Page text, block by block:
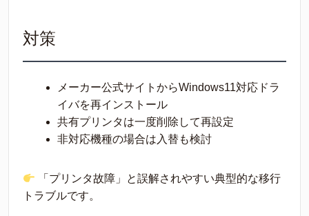
対策
メーカー公式サイトからWindows11対応ドラ
イバを再インストール
共有プリンタは一度削除して再設定
非対応機種の場合は入替も検討
「プリンタ故障」と誤解されやすい典型的な移行
トラブルです。